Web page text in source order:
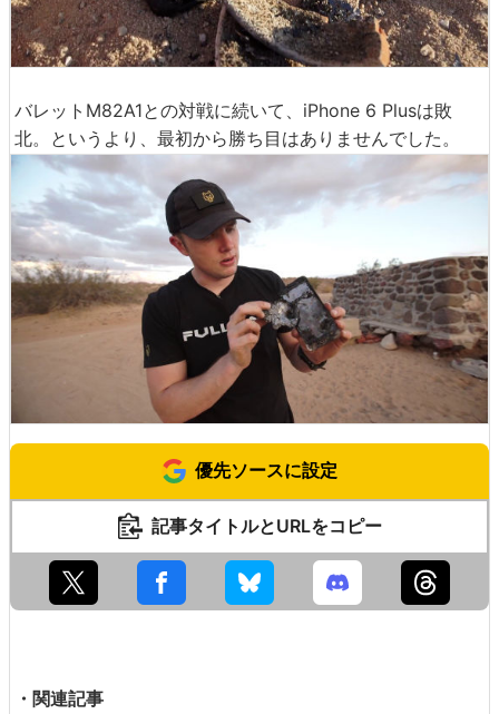
バレットM82A1との対戦に続いて、iPhone 6 Plusは敗
北。というより、最初から勝ち目はありませんでした。
優先ソースに設定
記事タイトルとURLをコピー
・関連記事